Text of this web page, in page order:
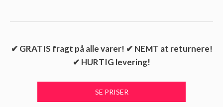
✔ GRATIS fragt på alle varer! ✔ NEMT at returnere!
✔ HURTIG levering!